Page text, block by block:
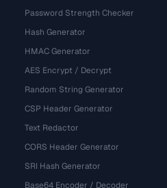
Password Strength Checker
Hash Generator
HMAC Generator
AES Encrypt / Decrypt
Random String Generator
CSP Header Generator
Text Redactor
CORS Header Generator
SRI Hash Generator
Base64 Encoder / Decoder